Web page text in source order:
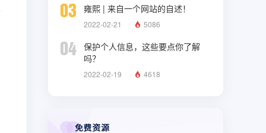
03 雍熙 | 来自一个网站的自述！
2022-02-21 5086
04
保护个人信息，这些要点你了解
吗？
2022-02-19 4618